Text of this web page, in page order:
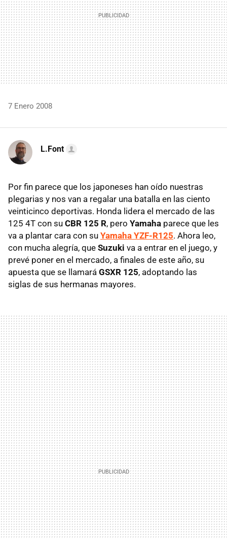
7 Enero 2008
L.Font
Por fin parece que los japoneses han oído nuestras
plegarias y nos van a regalar una batalla en las ciento
veinticinco deportivas. Honda lidera el mercado de las
125 4T con su CBR 125 R, pero Yamaha parece que les
va a plantar cara con su Yamaha YZF-R125. Ahora leo,
con mucha alegría, que Suzuki va a entrar en el juego, y
prevé poner en el mercado, a finales de este año, su
apuesta que se llamará GSXR 125, adoptando las
siglas de sus hermanas mayores.